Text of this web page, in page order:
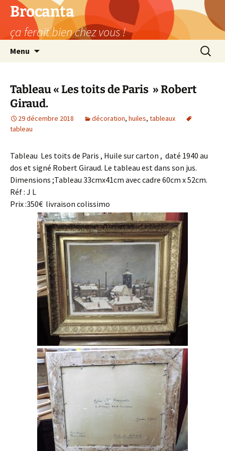
Aller
contenu
Brocanta
ça ferait bien chez vous !
Menu
Tableau « Les toits de Paris » Robert
Giraud.
29 décembre 2018 décoration, huiles, tableaux
tableau
Tableau Les toits de Paris , Huile sur carton , daté 1940 au
dos et signé Robert Giraud. Le tableau est dans son jus.
Dimensions ;Tableau 33cmx41cm avec cadre 60cm x 52cm.
Réf : J L
Prix :350€ livraison colissimo